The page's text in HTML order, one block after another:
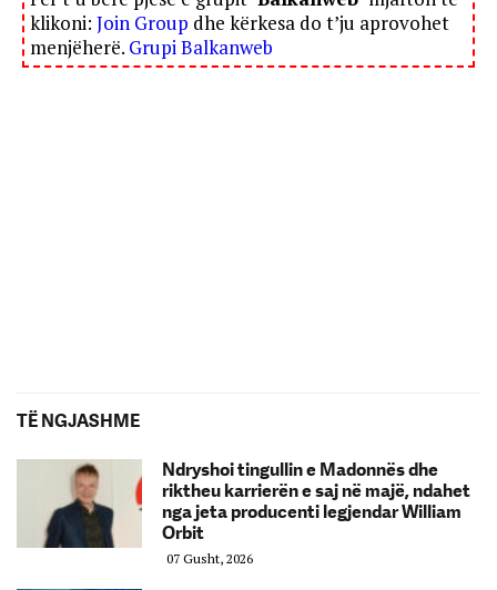
klikoni: Join Group dhe kërkesa do t’ju aprovohet
menjëherë. Grupi Balkanweb
TË NGJASHME
Ndryshoi tingullin e Madonnës dhe
riktheu karrierën e saj në majë, ndahet
nga jeta producenti legjendar William
Orbit
07 Gusht, 2026